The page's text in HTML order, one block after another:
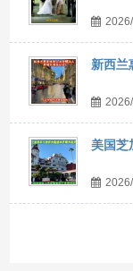
新西兰
美国芝